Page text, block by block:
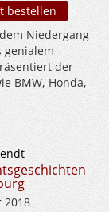
bestellen
Niedergang
der
BMW, Honda,
2018